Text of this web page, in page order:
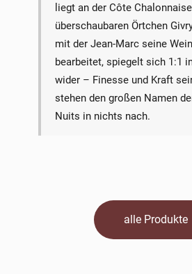
liegt an der Côte
überschaubaren Örtchen
mit der Jean-Marc seine
bearbeitet, spiegelt sich 1:1
wider – Finesse und Kraft
stehen den großen Namen
Nuits in nichts nach.
alle Produkte